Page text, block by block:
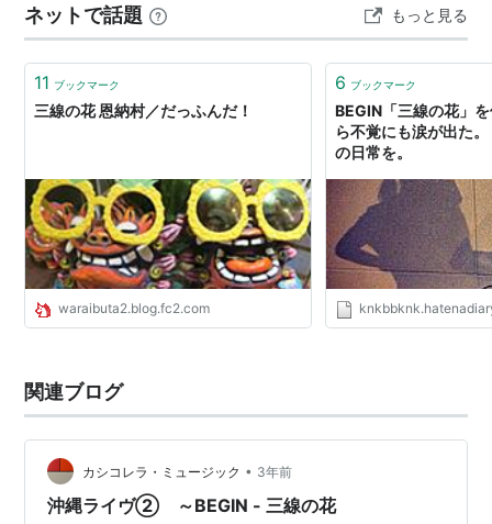
ネットで話題 もっと見る
11 ブックマーク
三線の花 恩納村／だっふんだ！
waraibuta2.blog.fc2.com
6 ブックマーク
BEGIN「三線の花」
ら不覚にも涙が出た
の日常を。
関連ブログ
カシコレラ・ミュージック • 3年前
沖縄ライヴ② ～BEGIN - 三線の花